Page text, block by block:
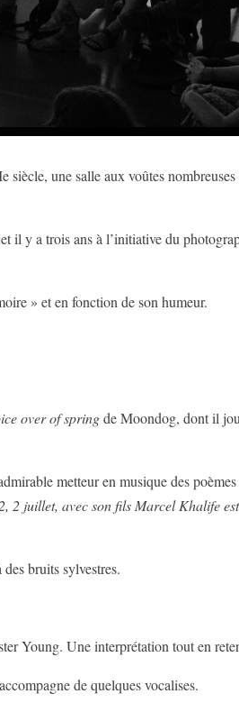
une salle aux voûtes
il y a trois ans à l’initiative du
» et en fonction de son humeur.
over of springde Moondog, dont il
metteur en musique des
2 juillet, avec son fils Marcel Khalife
bruits sylvestres.
Young. Une interprétation tout en
de quelques vocalises.